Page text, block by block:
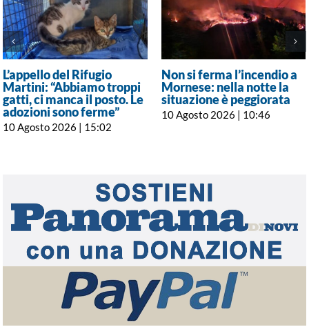
L’appello del Rifugio
Martini: “Abbiamo troppi
gatti, ci manca il posto. Le
adozioni sono ferme”
10 Agosto 2026 | 15:02
Non si ferma l’incendio a
Mornese: nella notte la
situazione è peggiorata
10 Agosto 2026 | 10:46